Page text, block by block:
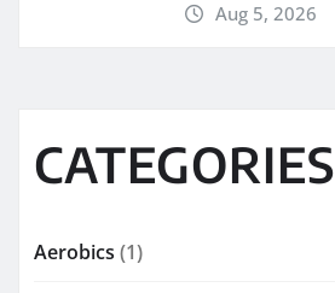
Aug 5, 2026
CATEGORIES
Aerobics (1)